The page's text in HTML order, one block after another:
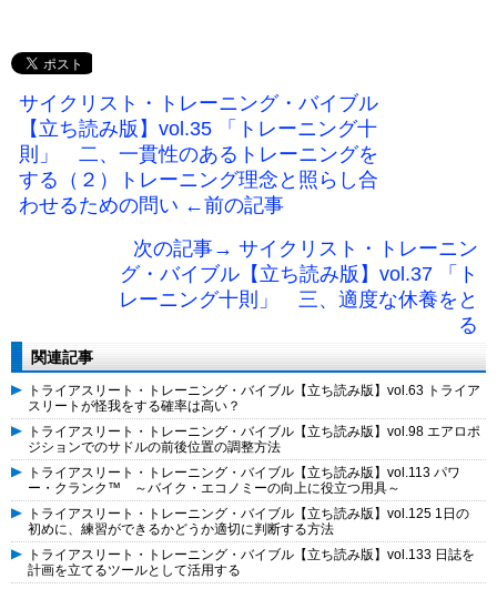
サイクリスト・トレーニング・バイブル
【立ち読み版】vol.35 「トレーニング十
則」 二、一貫性のあるトレーニングを
する（２）トレーニング理念と照らし合
わせるための問い ←前の記事
次の記事→ サイクリスト・トレーニン
グ・バイブル【立ち読み版】vol.37 「ト
レーニング十則」 三、適度な休養をと
る
関連記事
トライアスリート・トレーニング・バイブル【立ち読み版】vol.63 トライア
スリートが怪我をする確率は高い？
トライアスリート・トレーニング・バイブル【立ち読み版】vol.98 エアロポ
ジションでのサドルの前後位置の調整方法
トライアスリート・トレーニング・バイブル【立ち読み版】vol.113 パワ
ー・クランク™ ～バイク・エコノミーの向上に役立つ用具～
トライアスリート・トレーニング・バイブル【立ち読み版】vol.125 1日の
初めに、練習ができるかどうか適切に判断する方法
トライアスリート・トレーニング・バイブル【立ち読み版】vol.133 日誌を
計画を立てるツールとして活用する